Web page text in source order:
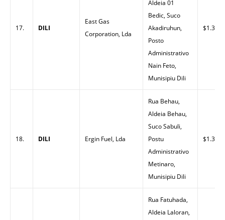
17. DILI
East Gas
Corporation, Lda
Aldeia 01
Bedic, Suco
Akadiruhun,
Posto
Administrativo
Nain Feto,
Munisipiu Dili
$1.32
18. DILI Ergin Fuel, Lda
Rua Behau,
Aldeia Behau,
Suco Sabuli,
Postu
Administrativo
Metinaro,
Munisipiu Dili
$1.33
Rua Fatuhada,
Aldeia Laloran,